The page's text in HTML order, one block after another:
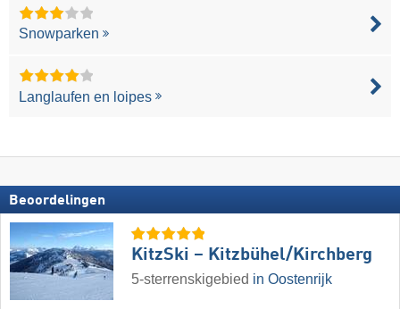
Snowparken
Langlaufen en loipes
Beoordelingen
KitzSki – Kitzbühel/​Kirchberg
5-sterrenskigebied in Oostenrijk